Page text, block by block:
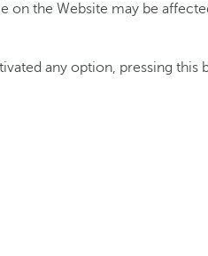
the Website may be
any option, pressing